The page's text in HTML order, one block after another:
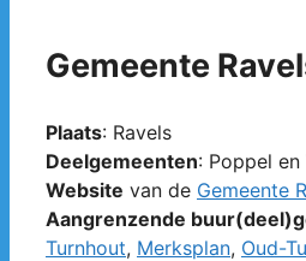
Gemeente
Plaats: Ravels
Deelgemeenten: Poppel en
Website van de Gemeente
Aangrenzende
Turnhout, Merksplan, Oud-